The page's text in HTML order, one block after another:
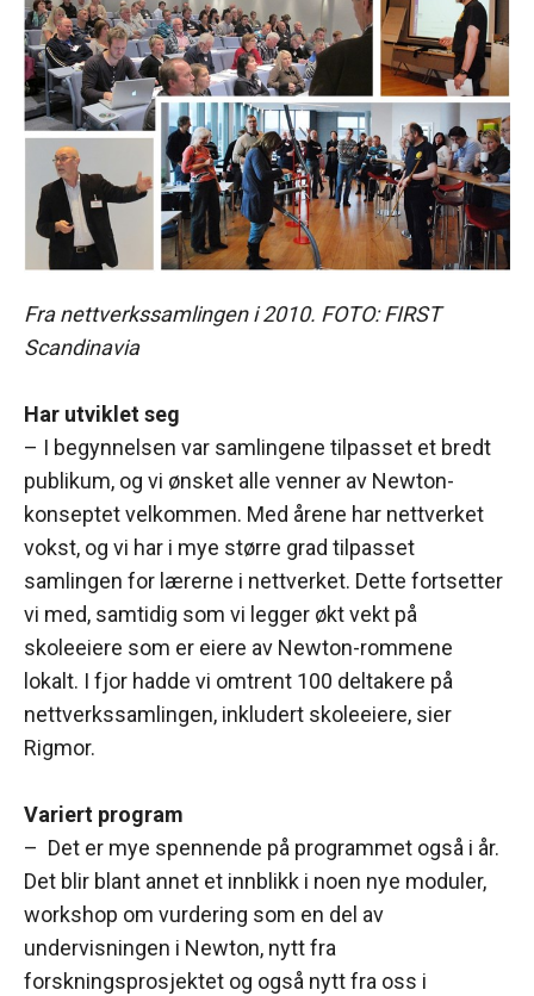
Fra nettverkssamlingen i 2010. FOTO: FIRST
Scandinavia
Har utviklet seg
– I begynnelsen var samlingene tilpasset et bredt
publikum, og vi ønsket alle venner av Newton-
konseptet velkommen. Med årene har nettverket
vokst, og vi har i mye større grad tilpasset
samlingen for lærerne i nettverket. Dette fortsetter
vi med, samtidig som vi legger økt vekt på
skoleeiere som er eiere av Newton-rommene
lokalt. I fjor hadde vi omtrent 100 deltakere på
nettverkssamlingen, inkludert skoleeiere, sier
Rigmor.
Variert program
– Det er mye spennende på programmet også i år.
Det blir blant annet et innblikk i noen nye moduler,
workshop om vurdering som en del av
undervisningen i Newton, nytt fra
forskningsprosjektet og også nytt fra oss i